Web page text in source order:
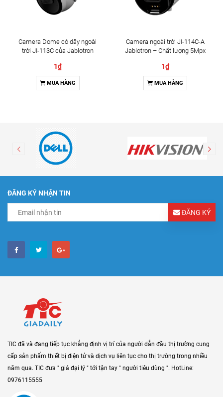
Camera Dome có dây ngoài
trời JI-113C của Jablotron
1₫
MUA HÀNG
Camera ngoài trời JI-114C-A
Jablotron – Chất lượng 5Mpx
1₫
MUA HÀNG
ĐĂNG KÝ NHẬN TIN
ĐĂNG KÝ
TIC đã và đang tiếp tục khẳng định vị trí của người dẫn đầu thị trường cung
cấp sản phẩm thiết bị điện tử và dịch vụ liên tục cho thị trường trong nhiều
năm qua. TIC đưa " giá đại lý " tới tận tay " người tiêu dùng ". HotLine:
0976115555